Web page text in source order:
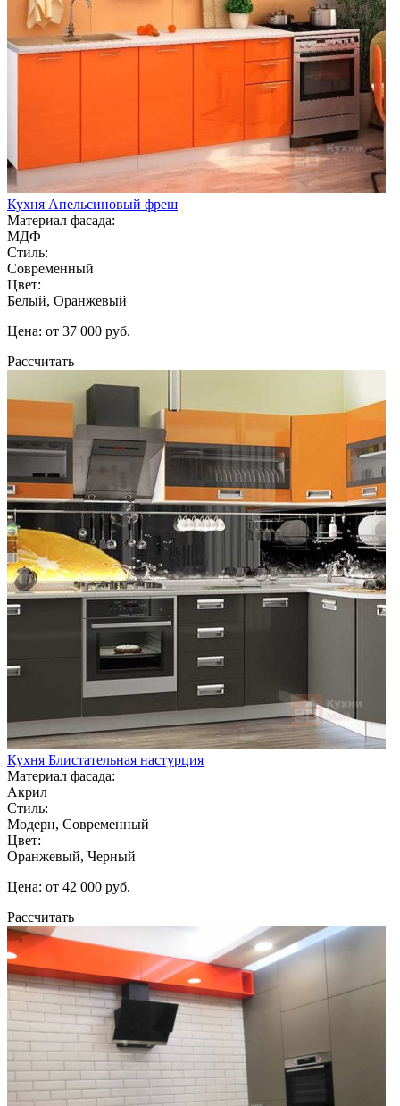
Кухня Апельсиновый фреш
Материал фасада:
МДФ
Стиль:
Современный
Цвет:
Белый, Оранжевый
Цена: от 37 000 руб.
Рассчитать
Кухня Блистательная настурция
Материал фасада:
Акрил
Стиль:
Модерн, Современный
Цвет:
Оранжевый, Черный
Цена: от 42 000 руб.
Рассчитать